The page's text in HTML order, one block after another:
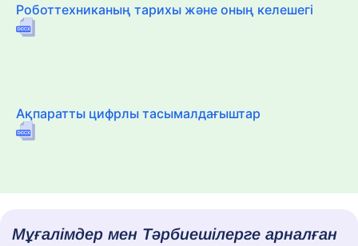
Роботтехниканың тарихы және оның келешегі
Ақпаратты цифрлы тасымалдағыштар
Мұғалімдер мен Тәрбиешілерге арналған